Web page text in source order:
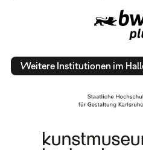
Weitere Institutionen im